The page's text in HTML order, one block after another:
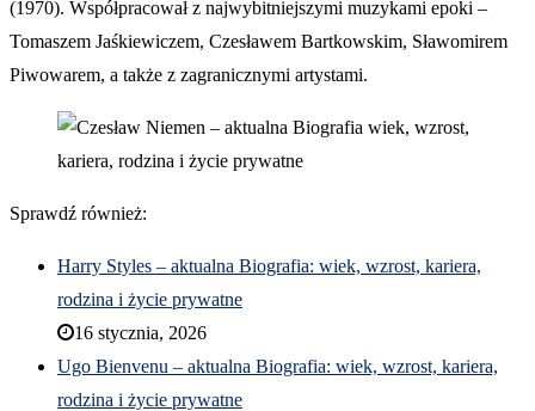
(1970). Współpracował z najwybitniejszymi muzykami epoki –
Tomaszem Jaśkiewiczem, Czesławem Bartkowskim, Sławomirem
Piwowarem, a także z zagranicznymi artystami.
Sprawdź również:
Harry Styles – aktualna Biografia: wiek, wzrost, kariera,
rodzina i życie prywatne
16 stycznia, 2026
Ugo Bienvenu – aktualna Biografia: wiek, wzrost, kariera,
rodzina i życie prywatne